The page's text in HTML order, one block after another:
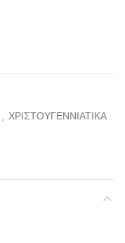
ΧΡΙΣΤΟΥΓΕΝΝΙΑΤΙΚΑ